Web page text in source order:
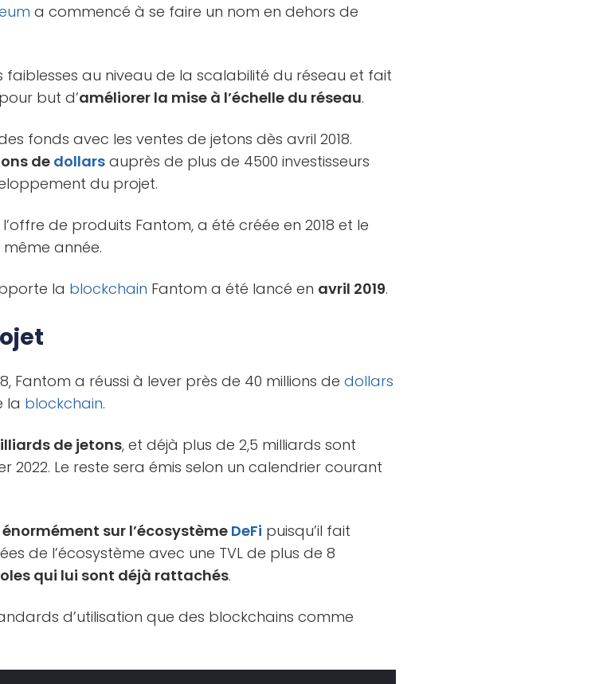
a commencé à se faire un nom en dehors de
faiblesses au niveau de la scalabilité du réseau et fait
but d’améliorer la mise à l’échelle du réseau.
fonds avec les ventes de jetons dès avril 2018.
de dollars auprès de plus de 4500 investisseurs
du projet.
de produits Fantom, a été créée en 2018 et le
année.
la blockchain Fantom a été lancé en avril 2019.
Fantom a réussi à lever près de 40 millions dedollars
la blockchain.
de jetons, et déjà plus de 2,5 milliards sont
2022. Le reste sera émis selon un calendrier courant
sur l’écosystème DeFi puisqu’il fait
de l’écosystème avec une TVL de plus de 8
qui lui sont déjà rattachés.
d’utilisation que des blockchains comme